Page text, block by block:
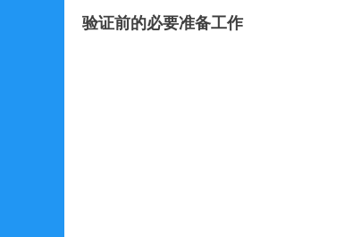
验证前的必要准备工作